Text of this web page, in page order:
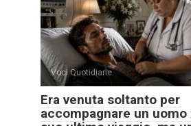
Voci Quotidiane
Era venuta soltanto per
accompagnare un